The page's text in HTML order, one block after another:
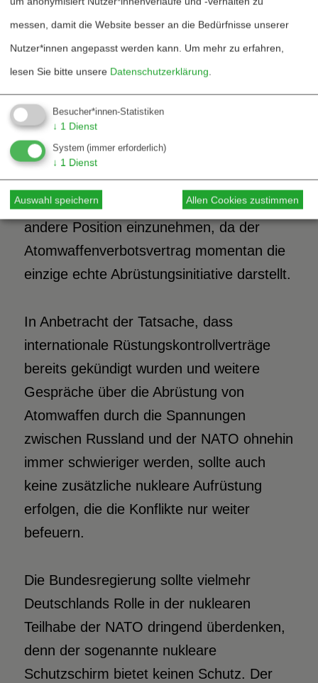
2021 zudem erneut gegen den UN-
Atomwaffenverbotsvertrag. Ein weiterer
(Fort-)Schritt der Bundesregierung sollte
somit auch darin liegen, bei dieser
jährlichen Abstimmung in Zukunft eine
andere Position einzunehmen, da der
Atomwaffenverbotsvertrag momentan die
einzige echte Abrüstungsinitiative darstellt.
In Anbetracht der Tatsache, dass
internationale Rüstungskontrollverträge
bereits gekündigt wurden und weitere
Gespräche über die Abrüstung von
Atomwaffen durch die Spannungen
zwischen Russland und der NATO ohnehin
immer schwieriger werden, sollte auch
keine zusätzliche nukleare Aufrüstung
erfolgen, die die Konflikte nur weiter
befeuern.
Die Bundesregierung sollte vielmehr
Deutschlands Rolle in der nuklearen
Teilhabe der NATO dringend überdenken,
denn der sogenannte nukleare
Schutzschirm bietet keinen Schutz. Der
messen, damit die Website besser an die Bedürfnisse unserer
Nutzer*innen angepasst werden kann. Um mehr zu erfahren,
lesen Sie bitte unsere Datenschutzerklärung.
Besucher*innen-Statistiken
↓ 1 Dienst
System (immer erforderlich)
↓ 1 Dienst
Auswahl speichern Allen Cookies zustimmen